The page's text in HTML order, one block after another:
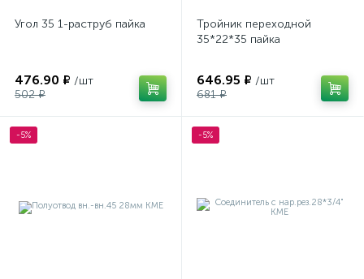
Угол 35 1-раструб пайка
476.90 ₽ /шт
502 ₽
Тройник переходной
35*22*35 пайка
646.95 ₽ /шт
681 ₽
-5% -5%